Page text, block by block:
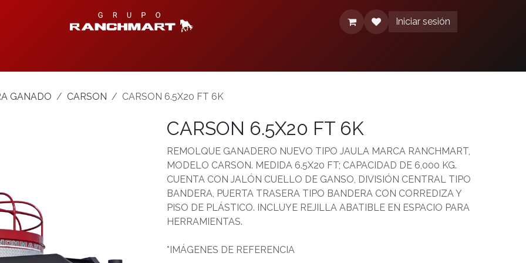
Iniciar sesión
GANADO CARSON CARSON 6.5X20 FT 6K
CARSON 6.5X20 FT 6K
REMOLQUE GANADERO NUEVO TIPO JAULA MARCA RANCHMART,
MODELO CARSON. MEDIDA 6.5X20 FT; CAPACIDAD DE 6,000 KG.
CUENTA CON JALÓN CUELLO DE GANSO, DIVISIÓN CENTRAL TIPO
BANDERA, PUERTA TRASERA TIPO BANDERA CON CORREDIZA Y
PISO DE PLÁSTICO. INCLUYE REJILLA ABATIBLE EN ESPACIO PARA
HERRAMIENTAS.
*IMÁGENES DE REFERENCIA